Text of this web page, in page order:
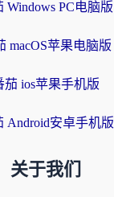
Windows PC电脑版
macOS苹果电脑版
茄 ios苹果手机版
Android安卓手机版
关于我们